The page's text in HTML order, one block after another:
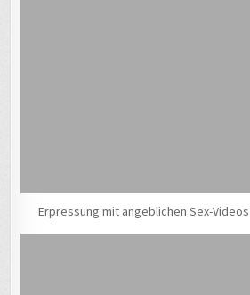
Erpressung mit angeblichen Sex-